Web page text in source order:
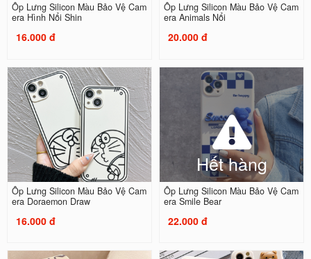
Ốp Lưng Silicon Màu Bảo Vệ Cam
era Hình Nổi Shin
16.000 đ
Ốp Lưng Silicon Màu Bảo Vệ Cam
era Animals Nổi
20.000 đ
Ốp Lưng Silicon Màu Bảo Vệ Cam
era Doraemon Draw
16.000 đ
Hết hàng
Ốp Lưng Silicon Màu Bảo Vệ Cam
era Smile Bear
22.000 đ